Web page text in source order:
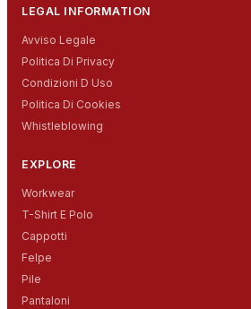
LEGAL INFORMATION
Avviso Legale
Politica Di Privacy
Condizioni D Uso
Politica Di Cookies
Whistleblowing
EXPLORE
Workwear
T-Shirt E Polo
Cappotti
Felpe
Pile
Pantaloni